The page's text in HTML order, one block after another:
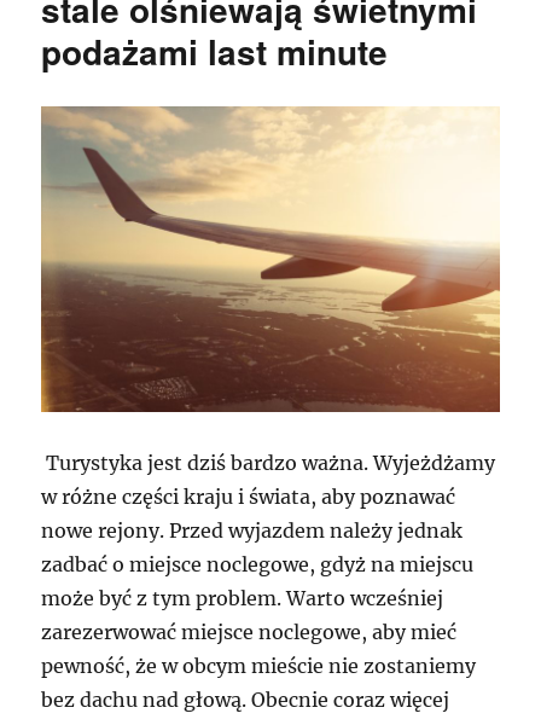
podażami last minute
Turystyka jest dziś bardzo ważna. Wyjeżdżamy
w różne części kraju i świata, aby poznawać
nowe rejony. Przed wyjazdem należy jednak
zadbać o miejsce noclegowe, gdyż na miejscu
może być z tym problem. Warto wcześniej
zarezerwować miejsce noclegowe, aby mieć
pewność, że w obcym mieście nie zostaniemy
bez dachu nad głową. Obecnie coraz więcej